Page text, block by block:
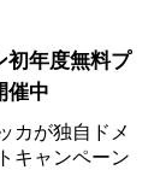
初年度無料プ
催中
カが独自ドメ
キャンペーン